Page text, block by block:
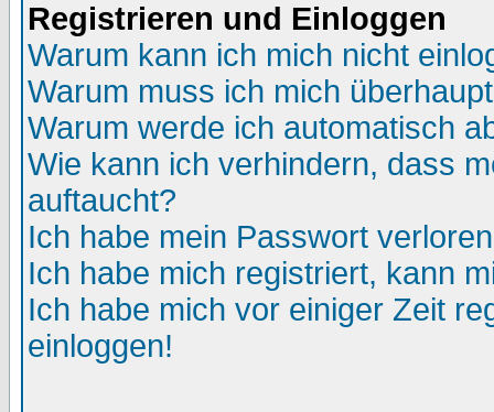
Registrieren und Einloggen
Warum kann ich mich nicht
Warum muss ich mich
Warum werde ich automatisch
Wie kann ich verhindern, dass
auftaucht?
Ich habe mein Passwort
Ich habe mich registriert, kann
Ich habe mich vor einiger Zeit
einloggen!